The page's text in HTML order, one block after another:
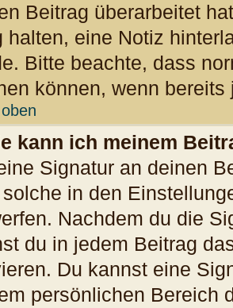
Beitrag überarbeitet
halten, eine Notiz
Bitte beachte, dass
können, wenn
kann ich meinem
Signatur an deinen
in den
Nachdem du die
du in jedem Beitrag
Du kannst eine
persönlichen Bereich